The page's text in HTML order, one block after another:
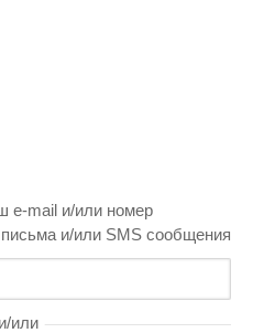
e-mail и/или номер
и/или SMS сообщения
и/или